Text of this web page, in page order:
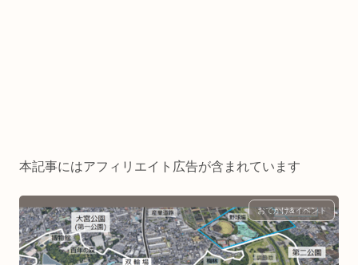
本記事にはアフィリエイト広告が含まれています
おでかけ&イベント